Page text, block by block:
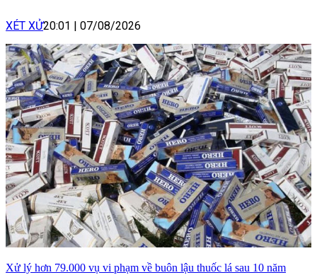
XÉT XỬ20:01 07/08/2026
Xử lý hơn 79.000 vụ vi phạm về buôn lậu thuốc lá sau 10 năm